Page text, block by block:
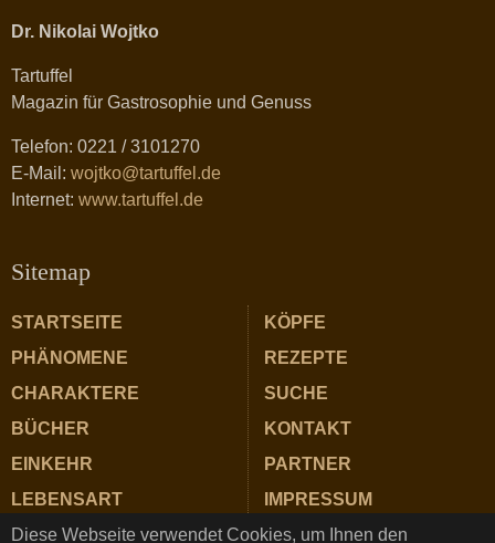
Diese Webseite verwendet Cookies, um Ihnen den
Dr. Nikolai Wojtko
Tartuffel
Magazin für Gastrosophie und Genuss
Telefon: 0221 / 3101270
E-Mail: wojtko@tartuffel.de
Internet: www.tartuffel.de
Sitemap
STARTSEITE
PHÄNOMENE
CHARAKTERE
BÜCHER
EINKEHR
LEBENSART
ZUTATEN
KÖPFE
REZEPTE
SUCHE
KONTAKT
PARTNER
IMPRESSUM
DATENSCHUTZ